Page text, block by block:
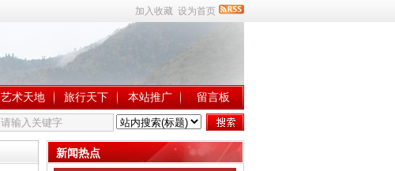
加入收藏 设为首页
艺术天地 旅行天下 本站推广 留言板
新闻热点